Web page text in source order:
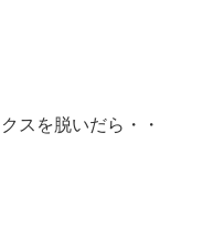
スを脱いだら・・